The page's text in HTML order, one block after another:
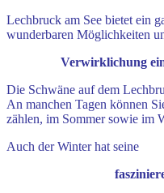
Lechbruck am See bietet ein
wunderbaren Möglichkeiten
Verwirklichung
Die Schwäne auf dem
An manchen Tagen können
zählen, im Sommer sowie im
Auch der Winter hat seine